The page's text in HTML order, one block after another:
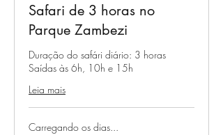
Safari de 3 horas no
Parque Zambezi
Duração do safári diário: 3 horas
Saídas às 6h, 10h e 15h
Leia mais
Carregando os dias...